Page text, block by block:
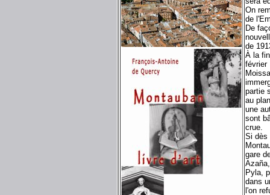
On
de
De
de
À la
février
partie
au
une
sont
crue.
Si dès
gare
Pyla,
dans
l'on